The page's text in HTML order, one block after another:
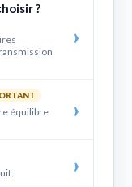
?
équilibre